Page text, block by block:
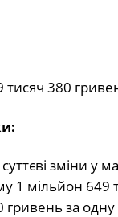
380
зміни у
1 мільйон 649
за